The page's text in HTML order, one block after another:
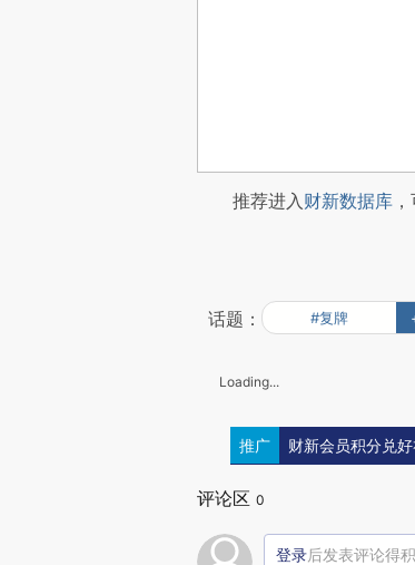
推荐进入财新数据库
话题： #复牌
Loading...
推广 财新会员积分兑
评论区 0
登录后发表评论得